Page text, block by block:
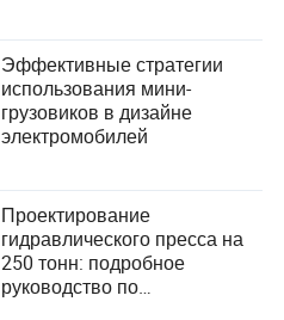
Эффективные стратегии
использования мини-
грузовиков в дизайне
электромобилей
Проектирование
гидравлического пресса на
250 тонн: подробное
руководство по